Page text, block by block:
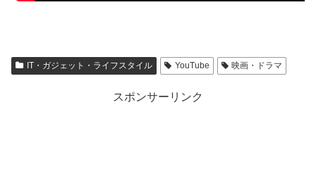
IT・ガジェット・ライフスタイル YouTube 映画・ドラマ
スポンサーリンク